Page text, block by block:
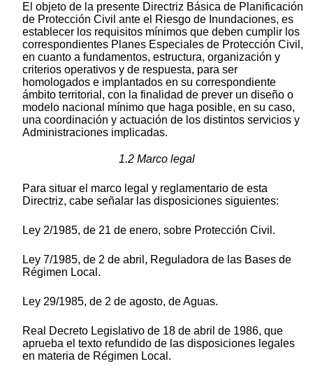
El objeto de la presente Directriz Básica de Planificación
de Protección Civil ante el Riesgo de Inundaciones, es
establecer los requisitos mínimos que deben cumplir los
correspondientes Planes Especiales de Protección Civil,
en cuanto a fundamentos, estructura, organización y
criterios operativos y de respuesta, para ser
homologados e implantados en su correspondiente
ámbito territorial, con la finalidad de prever un diseño o
modelo nacional mínimo que haga posible, en su caso,
una coordinación y actuación de los distintos servicios y
Administraciones implicadas.
1.2 Marco legal
Para situar el marco legal y reglamentario de esta
Directriz, cabe señalar las disposiciones siguientes:
Ley 2/1985, de 21 de enero, sobre Protección Civil.
Ley 7/1985, de 2 de abril, Reguladora de las Bases de
Régimen Local.
Ley 29/1985, de 2 de agosto, de Aguas.
Real Decreto Legislativo de 18 de abril de 1986, que
aprueba el texto refundido de las disposiciones legales
en materia de Régimen Local.